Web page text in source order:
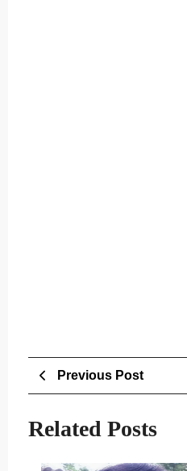
Post
navigation
Previous PostPrevious
Related Posts